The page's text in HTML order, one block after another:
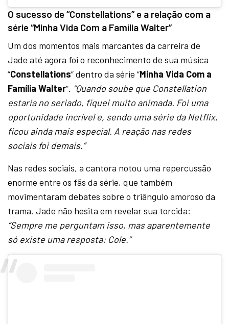
O sucesso de “Constellations” e a relação com a
série “Minha Vida Com a Família Walter”
Um dos momentos mais marcantes da carreira de
Jade até agora foi o reconhecimento de sua música
“Constellations” dentro da série “Minha Vida Com a
Família Walter“. “Quando soube que Constellation
estaria no seriado, fiquei muito animada. Foi uma
oportunidade incrível e, sendo uma série da Netflix,
ficou ainda mais especial. A reação nas redes
sociais foi demais.”
Nas redes sociais, a cantora notou uma repercussão
enorme entre os fãs da série, que também
movimentaram debates sobre o triângulo amoroso da
trama. Jade não hesita em revelar sua torcida:
“Sempre me perguntam isso, mas aparentemente
só existe uma resposta: Cole.”